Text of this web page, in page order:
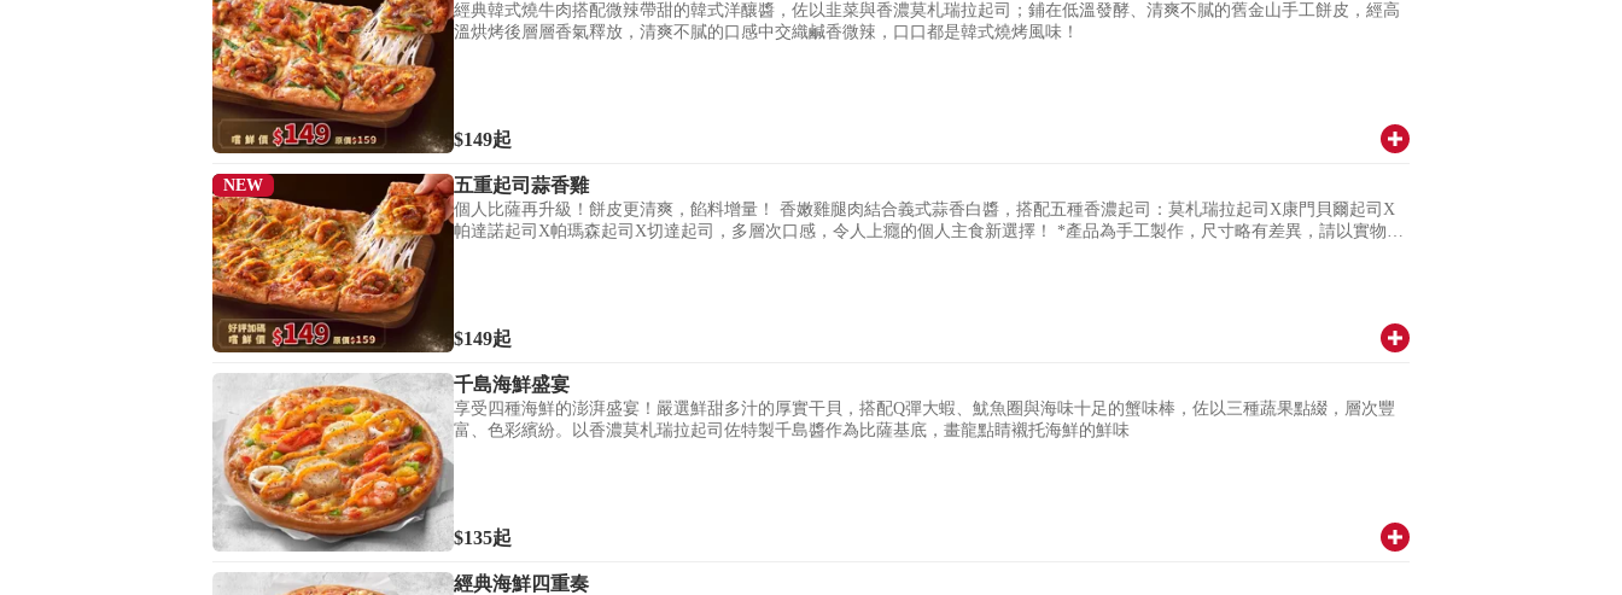
經典韓式燒牛肉搭配微辣帶甜的韓式洋釀醬，佐以韭菜與香濃莫札瑞拉起司；鋪在低溫發酵、清爽不膩的舊金山手工餅皮，經高
溫烘烤後層層香氣釋放，清爽不膩的口感中交織鹹香微辣，口口都是韓式燒烤風味！
$149起
NEW 五重起司蒜香雞
個人比薩再升級！餅皮更清爽，餡料增量！ 香嫩雞腿肉結合義式蒜香白醬，搭配五種香濃起司：莫札瑞拉起司X康門貝爾起司X
帕達諾起司X帕瑪森起司X切達起司，多層次口感，令人上癮的個人主食新選擇！ *產品為手工製作，尺寸略有差異，請以實物為
$149起
千島海鮮盛宴
享受四種海鮮的澎湃盛宴！嚴選鮮甜多汁的厚實干貝，搭配Q彈大蝦、魷魚圈與海味十足的蟹味棒，佐以三種蔬果點綴，層次豐
富、色彩繽紛。以香濃莫札瑞拉起司佐特製千島醬作為比薩基底，畫龍點睛襯托海鮮的鮮味
$135起
經典海鮮四重奏